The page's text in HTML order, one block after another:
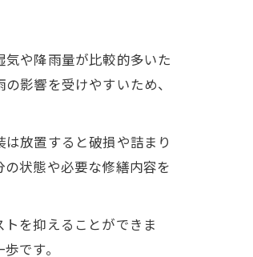
や降雨量が比較的多いた
影響を受けやすいため、
放置すると破損や詰まり
状態や必要な修繕内容を
を抑えることができま
です。